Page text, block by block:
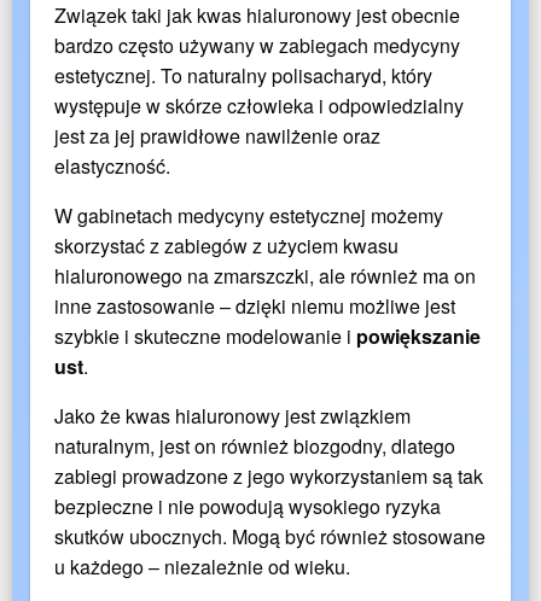
Związek taki jak kwas hialuronowy jest obecnie
bardzo często używany w zabiegach medycyny
estetycznej. To naturalny polisacharyd, który
występuje w skórze człowieka i odpowiedzialny
jest za jej prawidłowe nawilżenie oraz
elastyczność.
W gabinetach medycyny estetycznej możemy
skorzystać z zabiegów z użyciem kwasu
hialuronowego na zmarszczki, ale również ma on
inne zastosowanie – dzięki niemu możliwe jest
szybkie i skuteczne modelowanie i powiększanie
ust.
Jako że kwas hialuronowy jest związkiem
naturalnym, jest on również biozgodny, dlatego
zabiegi prowadzone z jego wykorzystaniem są tak
bezpieczne i nie powodują wysokiego ryzyka
skutków ubocznych. Mogą być również stosowane
u każdego – niezależnie od wieku.